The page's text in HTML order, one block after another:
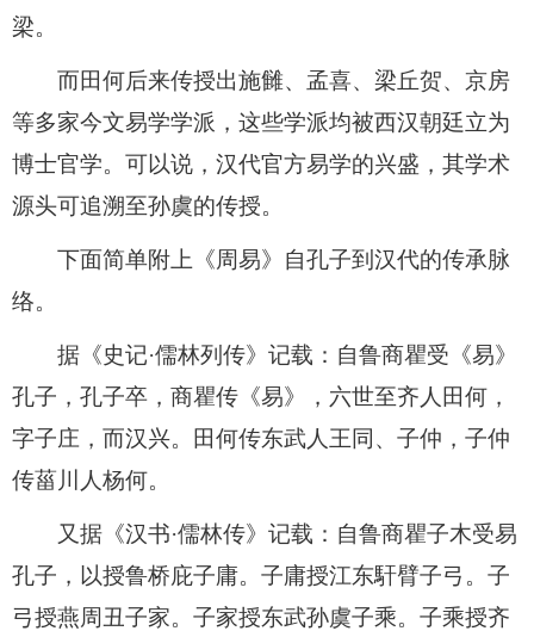
梁。
而田何后来传授出施雠、孟喜、梁丘贺、京房
等多家今文易学学派，这些学派均被西汉朝廷立为
博士官学。可以说，汉代官方易学的兴盛，其学术
源头可追溯至孙虞的传授。
下面简单附上《周易》自孔子到汉代的传承脉
络。
据《史记·儒林列传》记载：自鲁商瞿受《易》
孔子，孔子卒，商瞿传《易》，六世至齐人田何，
字子庄，而汉兴。田何传东武人王同、子仲，子仲
传菑川人杨何。
又据《汉书·儒林传》记载：自鲁商瞿子木受易
孔子，以授鲁桥庇子庸。子庸授江东馯臂子弓。子
弓授燕周丑子家。子家授东武孙虞子乘。子乘授齐